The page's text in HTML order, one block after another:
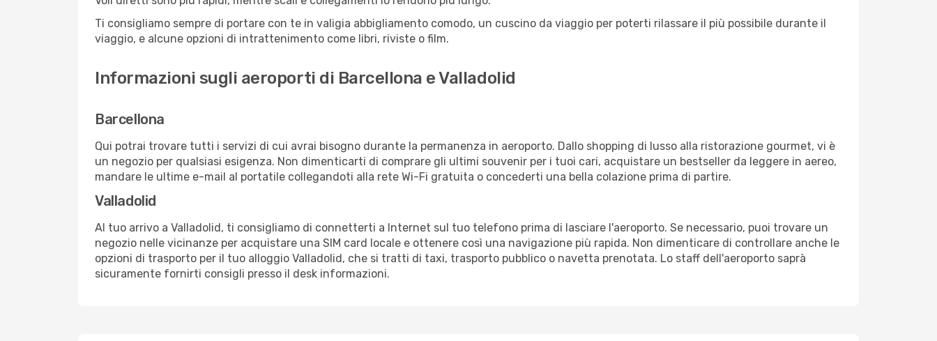
Ti consigliamo sempre di portare con te in valigia abbigliamento comodo, un cuscino da viaggio per poterti rilassare il più possibile durante il
viaggio, e alcune opzioni di intrattenimento come libri, riviste o film.
Informazioni sugli aeroporti di Barcellona e Valladolid
Barcellona
Qui potrai trovare tutti i servizi di cui avrai bisogno durante la permanenza in aeroporto. Dallo shopping di lusso alla ristorazione gourmet, vi è
un negozio per qualsiasi esigenza. Non dimenticarti di comprare gli ultimi souvenir per i tuoi cari, acquistare un bestseller da leggere in aereo,
mandare le ultime e-mail al portatile collegandoti alla rete Wi-Fi gratuita o concederti una bella colazione prima di partire.
Valladolid
Al tuo arrivo a Valladolid, ti consigliamo di connetterti a Internet sul tuo telefono prima di lasciare l'aeroporto. Se necessario, puoi trovare un
negozio nelle vicinanze per acquistare una SIM card locale e ottenere così una navigazione più rapida. Non dimenticare di controllare anche le
opzioni di trasporto per il tuo alloggio Valladolid, che si tratti di taxi, trasporto pubblico o navetta prenotata. Lo staff dell'aeroporto saprà
sicuramente fornirti consigli presso il desk informazioni.